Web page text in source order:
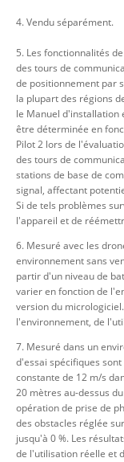
4. Vendu séparément.
5. Les fonctionnalités
des tours de
de positionnement par
la plupart des régions
le Manuel d'installation
être déterminée en
Pilot 2 lors de
des tours de
stations de base de
signal, affectant
Si de tels problèmes
l'appareil et de
6. Mesuré avec les
environnement sans
partir d'un niveau de
varier en fonction de
version du
l'environnement, de
7. Mesuré dans un
d'essai spécifiques
constante de 12 m/s
20 mètres au-dessus
opération de prise de
des obstacles réglée
jusqu'à 0 %. Les
de l'utilisation réelle et